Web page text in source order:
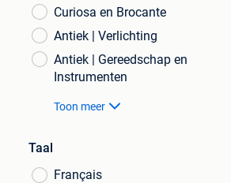
Curiosa en Brocante
Antiek | Verlichting
Antiek | Gereedschap en
Instrumenten
Toon meer
Taal
Français